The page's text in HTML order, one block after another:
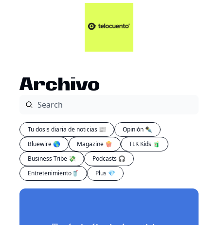
Artículos 📑
Plus 💎
Archivo
Tu dosis diaria de noticias 📰
Opinión ✒️
Bluewire 🌎
Magazine 🍿
TLK Kids 🧃
Business Tribe 💸
Podcasts 🎧
Entretenimiento🥤
Plus 💎